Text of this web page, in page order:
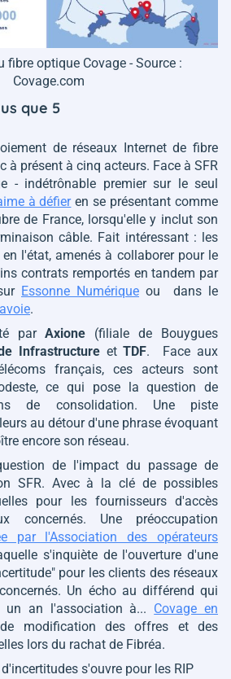
fibre optique Covage - Source :
Covage.com
que 5
de réseaux Internet de fibre
à présent à cinq acteurs. Face à SFR
- indétrônable premier sur le seul
à défieren se présentant comme
de France, lorsqu'elle y inclut son
câble. Fait intéressant : les
l'état, amenés à collaborer pour le
contrats remportés en tandem par
Essonne Numérique ou dans le
.
parAxione (filiale de Bouygues
InfrastructureetTDF. Face aux
français, ces acteurs sont
ce qui pose la question de
de consolidation. Une piste
au détour d'une phrase évoquant
encore son réseau.
de l'impact du passage de
SFR. Avec à la clé de possibles
pour les fournisseurs d'accès
concernés. Une préoccupation
par l'Association des opérateurs
s'inquiète de l'ouverture d'une
pour les clients des réseaux
Un écho au différend qui
an l'association à... Covage en
modification des offres et des
lors du rachat de Fibréa.
s'ouvre pour les RIP